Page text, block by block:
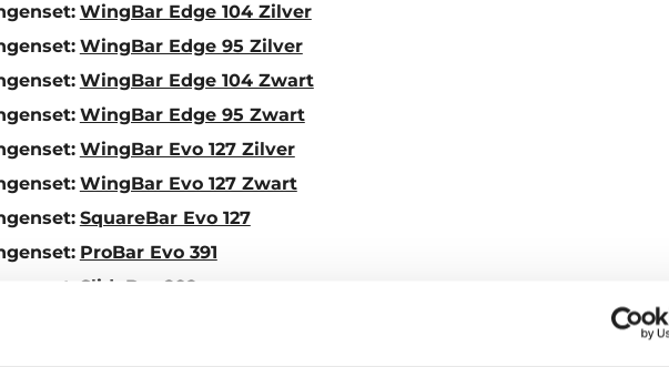
WingBar Edge 104 Zilver
WingBar Edge 95 Zilver
WingBar Edge 104 Zwart
WingBar Edge 95 Zwart
WingBar Evo 127 Zilver
WingBar Evo 127 Zwart
SquareBar Evo 127
ProBar Evo 391
SlideBar 892
en passend voor jouw auto? Kies dan een complete dakdragerset.